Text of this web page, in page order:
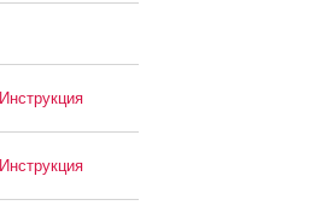
Инструкция
Инструкция